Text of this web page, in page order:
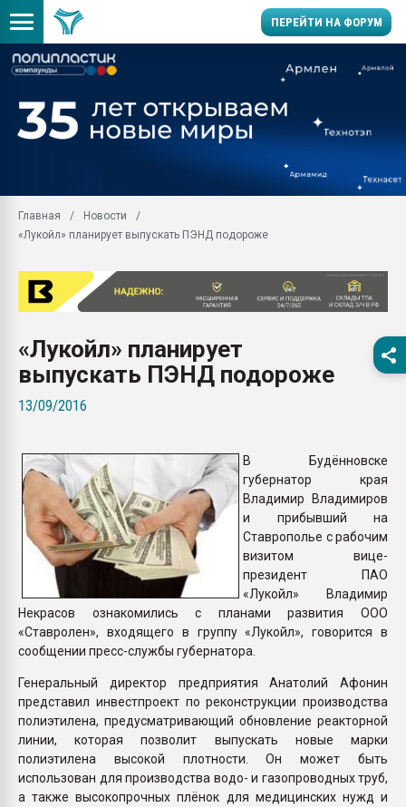
ПЕРЕЙТИ НА ФОРУМ
производство SPC
заводу пластмасс"
Подмосковье, Москва
28.07.2026
28.07.2026
ситуацией на
ПЕРЕЙТИ НА
Главная
Новости
«Лукойл» планирует выпускать ПЭНД подороже
«Лукойл» планирует
выпускать ПЭНД подороже
13/09/2016
В Будённовске
губернатор края
Владимир Владимиров
и прибывший на
Ставрополье с рабочим
визитом вице-
президент ПАО
«Лукойл» Владимир
Некрасов ознакомились с планами развития ООО
«Ставролен», входящего в группу «Лукойл», говорится в
сообщении пресс-службы губернатора.
Генеральный директор предприятия Анатолий Афонин
представил инвестпроект по реконструкции производства
полиэтилена, предусматривающий обновление реакторной
линии, которая позволит выпускать новые марки
полиэтилена высокой плотности. Он может быть
использован для производства водо- и газопроводных труб,
а также высокопрочных плёнок для медицинских нужд и